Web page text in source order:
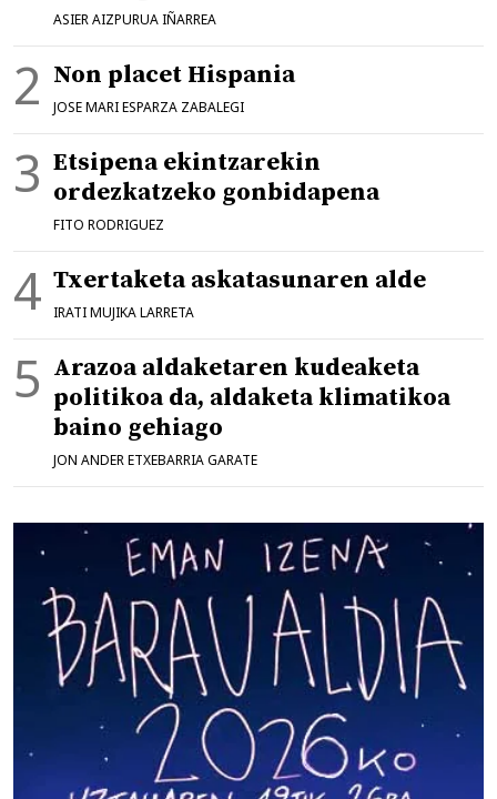
ASIER AIZPURUA IÑARREA
Non placet Hispania
JOSE MARI ESPARZA ZABALEGI
Etsipena ekintzarekin
ordezkatzeko gonbidapena
FITO RODRIGUEZ
Txertaketa askatasunaren alde
IRATI MUJIKA LARRETA
Arazoa aldaketaren kudeaketa
politikoa da, aldaketa klimatikoa
baino gehiago
JON ANDER ETXEBARRIA GARATE